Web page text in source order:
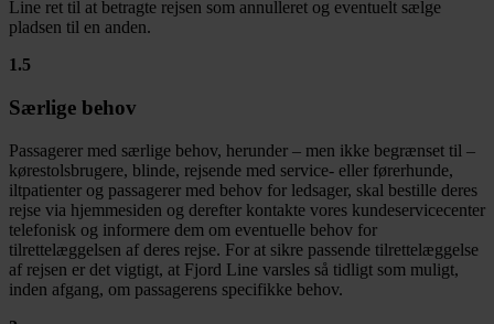
Line ret til at betragte rejsen som annulleret og eventuelt sælge
pladsen til en anden.
1.5
Særlige behov
Passagerer med særlige behov, herunder – men ikke begrænset til –
kørestolsbrugere, blinde, rejsende med service- eller førerhunde,
iltpatienter og passagerer med behov for ledsager, skal bestille deres
rejse via hjemmesiden og derefter kontakte vores kundeservicecenter
telefonisk og informere dem om eventuelle behov for
tilrettelæggelsen af deres rejse. For at sikre passende tilrettelæggelse
af rejsen er det vigtigt, at Fjord Line varsles så tidligt som muligt,
inden afgang, om passagerens specifikke behov.